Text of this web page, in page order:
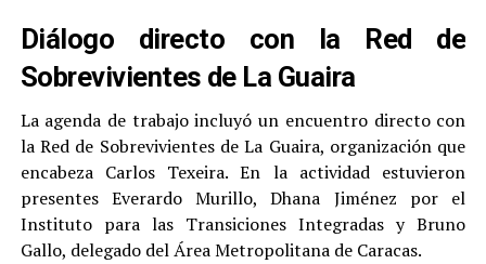
Diálogo directo con la Red de
Sobrevivientes de La Guaira
La agenda de trabajo incluyó un encuentro directo con
la Red de Sobrevivientes de La Guaira, organización que
encabeza Carlos Texeira. En la actividad estuvieron
presentes Everardo Murillo, Dhana Jiménez por el
Instituto para las Transiciones Integradas y Bruno
Gallo, delegado del Área Metropolitana de Caracas.